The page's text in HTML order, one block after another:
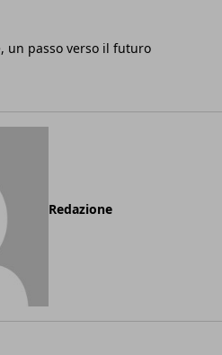
un passo verso il futuro
Redazione